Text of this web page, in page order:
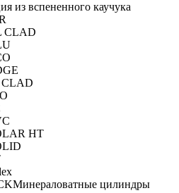
из вспененного каучука
CLAD
CLAD
HT
Минераловатные цилиндры